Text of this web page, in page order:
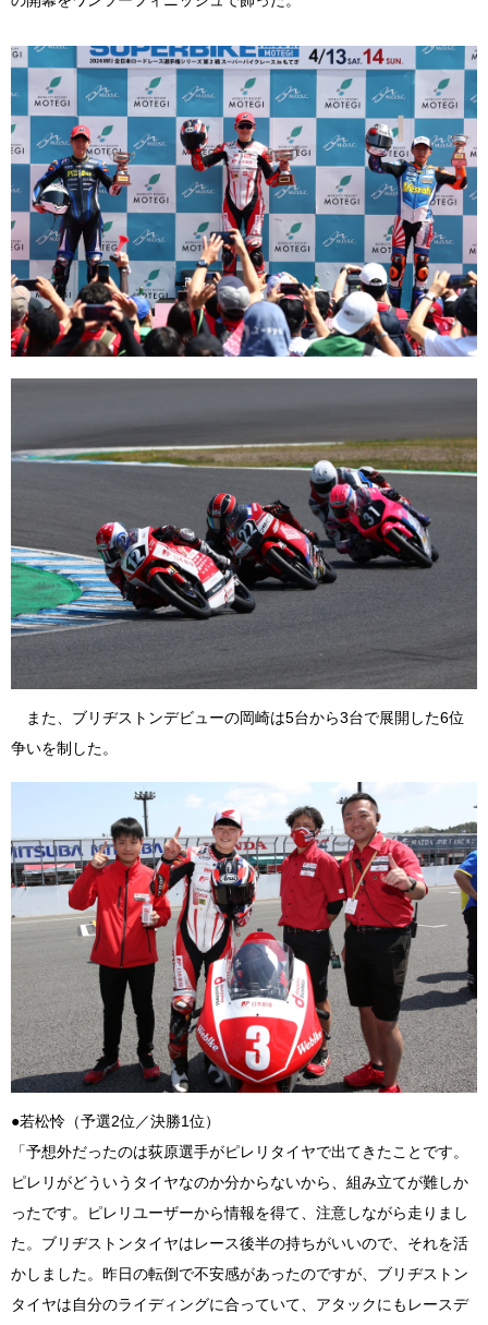
また、ブリヂストンデビューの岡崎は5台から3台で展開した6位
争いを制した。
●若松怜（予選2位／決勝1位）
「予想外だったのは荻原選手がピレリタイヤで出てきたことです。
ピレリがどういうタイヤなのか分からないから、組み立てが難しか
ったです。ピレリユーザーから情報を得て、注意しながら走りまし
た。ブリヂストンタイヤはレース後半の持ちがいいので、それを活
かしました。昨日の転倒で不安感があったのですが、ブリヂストン
タイヤは自分のライディングに合っていて、アタックにもレースデ